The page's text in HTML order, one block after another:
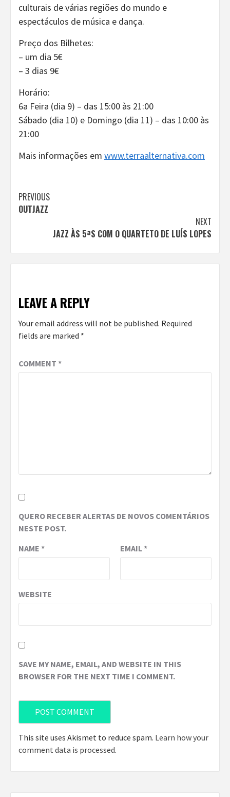
culturais de várias regiões do mundo e
espectáculos de música e dança.
Preço dos Bilhetes:
– um dia 5€
– 3 dias 9€
Horário:
6a Feira (dia 9) – das 15:00 às 21:00
Sábado (dia 10) e Domingo (dia 11) – das 10:00 às
21:00
Mais informações em www.terraalternativa.com
Continue
Reading
PREVIOUS
OUTJAZZ
NEXT
JAZZ ÀS 5ªS COM O QUARTETO DE LUÍS LOPES
LEAVE A REPLY
Your email address will not be published. Required
fields are marked *
COMMENT *
QUERO RECEBER ALERTAS DE NOVOS COMENTÁRIOS
NESTE POST.
NAME * EMAIL*
WEBSITE
SAVE MY NAME, EMAIL, AND WEBSITE IN THIS
BROWSER FOR THE NEXT TIME I COMMENT.
This site uses Akismet to reduce spam. Learn how your
comment data is processed.